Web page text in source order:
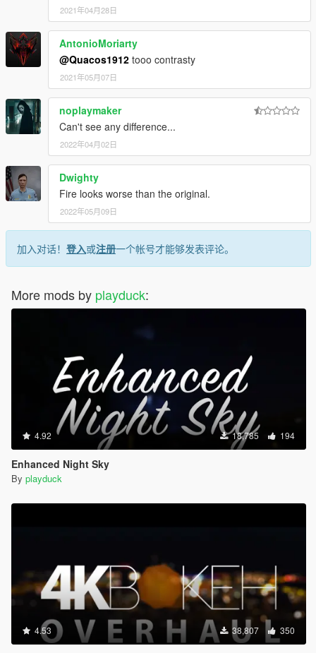
2021年04月28日
AntonioMoriarty
@Quacos1912 tooo contrasty
2021年05月07日
noplaymaker
Can't see any difference...
2022年04月02日
Dwighty
Fire looks worse than the original.
2022年05月09日
加入对话！ 登入或注册一个帐号才能够发表评论。
More mods by playduck:
4.92 18,785 194
Enhanced Night Sky
By playduck
4.53 38,807 350